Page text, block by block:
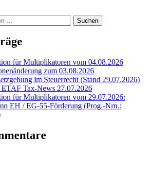
für Multiplikatoren vom 04.08.2026
zum 03.08.2026
im Steuerrecht (Stand 29.07.2026)
Tax-News 27.07.2026
für Multiplikatoren vom 29.07.2026:
EH / EG-55-Förderung (Prog.-Nrn.: